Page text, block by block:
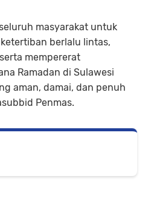
masyarakat untuk
berlalu lintas,
mempererat
Ramadan di Sulawesi
aman, damai, dan penuh
Penmas.